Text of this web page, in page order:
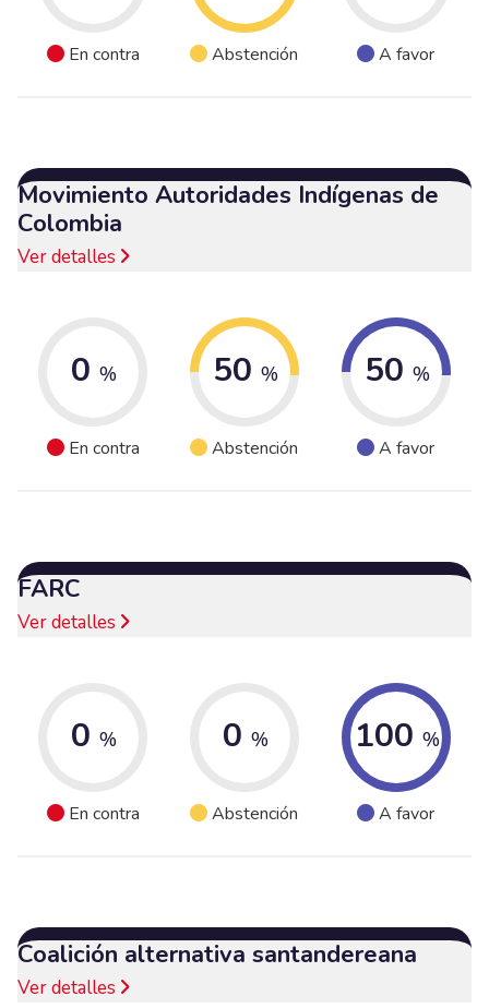
En contra Abstención A favor
Movimiento Autoridades Indígenas de
Colombia
Ver detalles
0 %
En contra
50 %
Abstención
50 %
A favor
FARC
Ver detalles
0 %
En contra
0 %
Abstención
100 %
A favor
Coalición alternativa santandereana
Ver detalles